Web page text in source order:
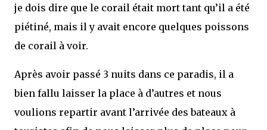
je dois dire que le corail était mort tant qu’il a été
piétiné, mais il y avait encore quelques poissons
de corail à voir.
Après avoir passé 3 nuits dans ce paradis, il a
bien fallu laisser la place à d’autres et nous
voulions repartir avant l’arrivée des bateaux à